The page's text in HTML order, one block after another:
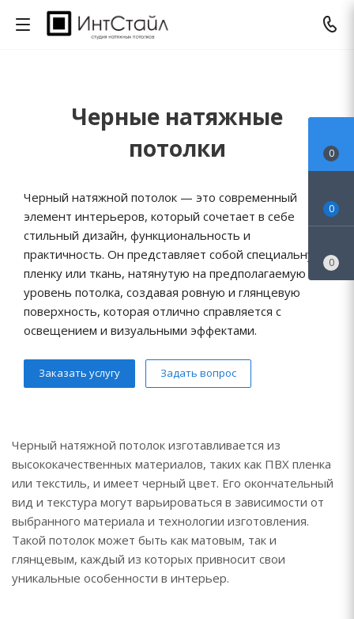
Черные натяжные
потолки
Черный натяжной потолок — это современный
элемент интерьеров, который сочетает в себе
стильный дизайн, функциональность и
практичность. Он представляет собой специальную
пленку или ткань, натянутую на предполагаемую
уровень потолка, создавая ровную и глянцевую
поверхность, которая отлично справляется с
освещением и визуальными эффектами.
Заказать услугу Задать вопрос
Черный натяжной потолок изготавливается из
высококачественных материалов, таких как ПВХ пленка
или текстиль, и имеет черный цвет. Его окончательный
вид и текстура могут варьироваться в зависимости от
выбранного материала и технологии изготовления.
Такой потолок может быть как матовым, так и
глянцевым, каждый из которых привносит свои
уникальные особенности в интерьер.
0
0
0